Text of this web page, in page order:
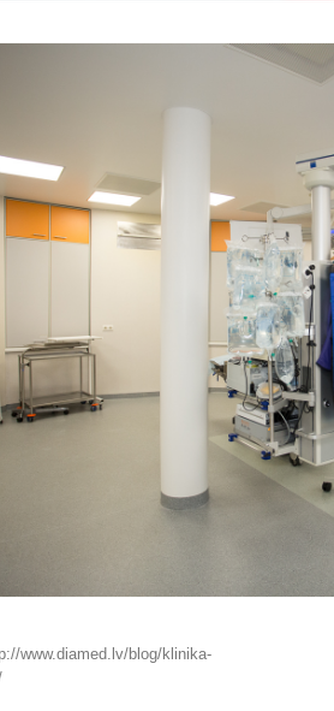
www.diamed.lv/blog/klinika-